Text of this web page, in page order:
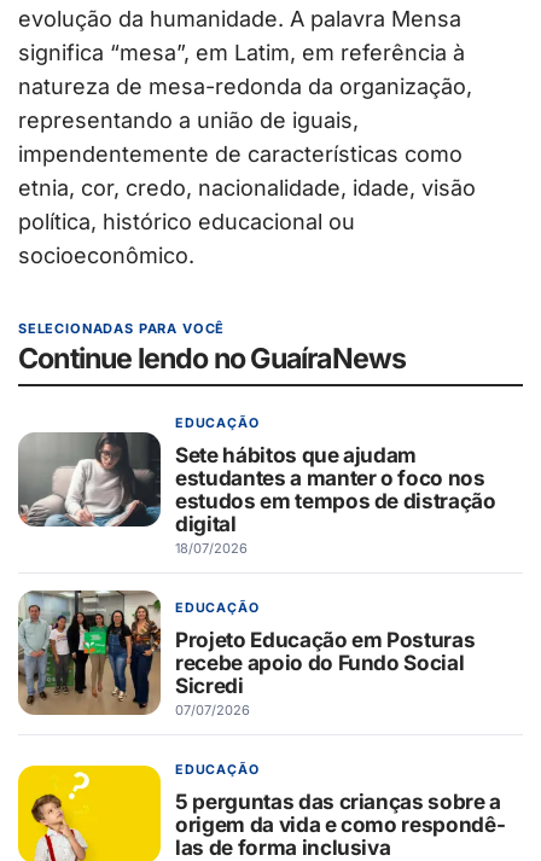
evolução da humanidade. A palavra Mensa
significa “mesa”, em Latim, em referência à
natureza de mesa-redonda da organização,
representando a união de iguais,
impendentemente de características como
etnia, cor, credo, nacionalidade, idade, visão
política, histórico educacional ou
socioeconômico.
SELECIONADAS PARA VOCÊ
Continue lendo no GuaíraNews
EDUCAÇÃO
Sete hábitos que ajudam
estudantes a manter o foco nos
estudos em tempos de distração
digital
18/07/2026
EDUCAÇÃO
Projeto Educação em Posturas
recebe apoio do Fundo Social
Sicredi
07/07/2026
EDUCAÇÃO
5 perguntas das crianças sobre a
origem da vida e como respondê-
las de forma inclusiva